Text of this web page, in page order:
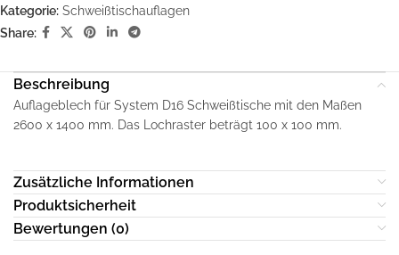
Kategorie: Schweißtischauflagen
Share:
Beschreibung
Auflageblech für System D16 Schweißtische mit den Maßen
2600 x 1400 mm. Das Lochraster beträgt 100 x 100 mm.
Zusätzliche Informationen
Produktsicherheit
Bewertungen (0)